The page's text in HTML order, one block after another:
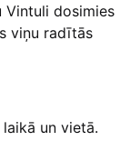
Vintuli dosimies
viņu radītās
un vietā.